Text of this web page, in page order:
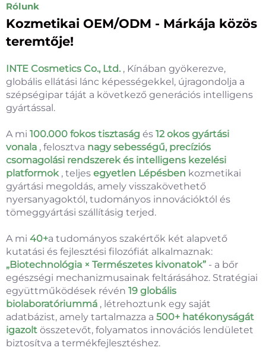
Rólunk
Kozmetikai OEM/ODM - Márkája közös
teremtője!
INTE Cosmetics Co., Ltd. , Kínában gyökerezve,
globális ellátási lánc képességekkel, újragondolja a
szépségipar táját a következő generációs intelligens
gyártással.
A mi 100.000 fokos tisztaság és 12 okos gyártási
vonala , felosztva nagy sebességű, precíziós
csomagolási rendszerek és intelligens kezelési
platformok , teljes egyetlen Lépésben kozmetikai
gyártási megoldás, amely visszakövethető
nyersanyagoktól, tudományos innovációktól és
tömeggyártási szállításig terjed.
A mi 40+a tudományos szakértők két alapvető
kutatási és fejlesztési filozófiát alkalmaznak:
„Biotechnológia × Természetes kivonatok” - a bőr
egészségi mechanizmusainak feltárásához. Stratégiai
együttműködések révén 19 globális
biolaboratóriummá , létrehoztunk egy saját
adatbázist, amely tartalmazza a 500+ hatékonyságát
igazolt összetevőt, folyamatos innovációs lendületet
biztosítva a termékfejlesztéshez.